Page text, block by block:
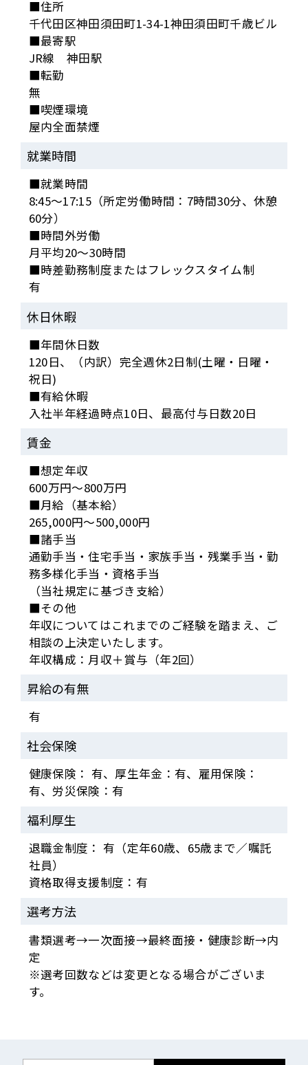
■住所
千代田区神田須田町1-34-1神田須田町千歳ビル
■最寄駅
JR線 神田駅
■転勤
無
■喫煙環境
屋内全面禁煙
就業時間
■就業時間
8:45～17:15（所定労働時間：7時間30分、休憩
60分）
■時間外労働
月平均20～30時間
■時差勤務制度またはフレックスタイム制
有
休日休暇
■年間休日数
120日、（内訳）完全週休2日制(土曜・日曜・
祝日)
■有給休暇
入社半年経過時点10日、最高付与日数20日
賃金
■想定年収
600万円～800万円
■月給（基本給）
265,000円～500,000円
■諸手当
通勤手当・住宅手当・家族手当・残業手当・勤
務多様化手当・資格手当
（当社規定に基づき支給）
■その他
年収についてはこれまでのご経験を踏まえ、ご
相談の上決定いたします。
年収構成：月収＋賞与（年2回）
昇給の有無
有
社会保険
健康保険： 有、厚生年金：有、雇用保険：
有、労災保険：有
福利厚生
退職金制度： 有（定年60歳、65歳まで／嘱託
社員）
資格取得支援制度：有
選考方法
書類選考→一次面接→最終面接・健康診断→内
定
※選考回数などは変更となる場合がございま
す。